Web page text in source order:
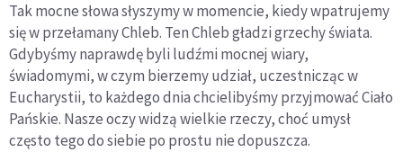
Tak mocne słowa słyszymy w momencie, kiedy wpatrujemy
się w przełamany Chleb. Ten Chleb gładzi grzechy świata.
Gdybyśmy naprawdę byli ludźmi mocnej wiary,
świadomymi, w czym bierzemy udział, uczestnicząc w
Eucharystii, to każdego dnia chcielibyśmy przyjmować Ciało
Pańskie. Nasze oczy widzą wielkie rzeczy, choć umysł
często tego do siebie po prostu nie dopuszcza.